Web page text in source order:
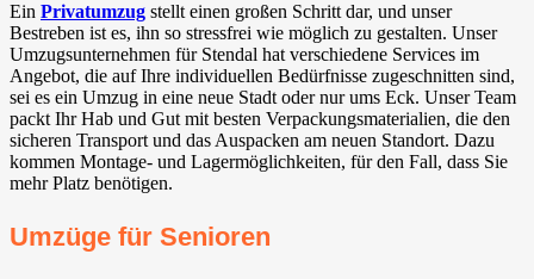
Ein Privatumzug stellt einen großen Schritt dar, und unser
Bestreben ist es, ihn so stressfrei wie möglich zu gestalten. Unser
Umzugsunternehmen für Stendal hat verschiedene Services im
Angebot, die auf Ihre individuellen Bedürfnisse zugeschnitten sind,
sei es ein Umzug in eine neue Stadt oder nur ums Eck. Unser Team
packt Ihr Hab und Gut mit besten Verpackungsmaterialien, die den
sicheren Transport und das Auspacken am neuen Standort. Dazu
kommen Montage- und Lagermöglichkeiten, für den Fall, dass Sie
mehr Platz benötigen.
Umzüge für Senioren